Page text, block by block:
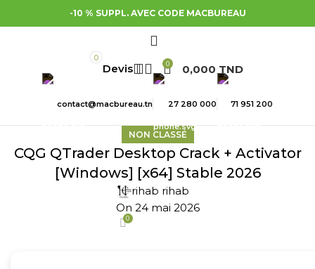
-10 % SUPPL. AVEC CODE MACBUREAU
0
0 0,000 TND
contact@macbureau.tn 27 280 000 71 951 200
NON CLASSÉ
CQG QTrader Desktop Crack + Activator
[Windows] [x64] Stable 2026
rihab rihab
On 24 mai 2026
0